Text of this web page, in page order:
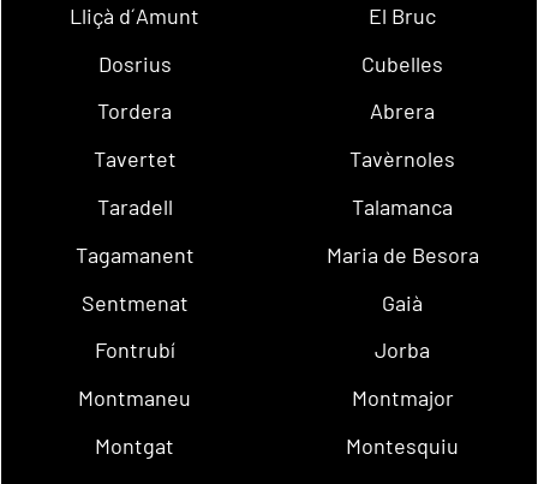
Lliçà d´Amunt
El Bruc
Dosrius
Cubelles
Tordera
Abrera
Tavertet
Tavèrnoles
Taradell
Talamanca
Tagamanent
Maria de Besora
Sentmenat
Gaià
Fontrubí
Jorba
Montmaneu
Montmajor
Montgat
Montesquiu